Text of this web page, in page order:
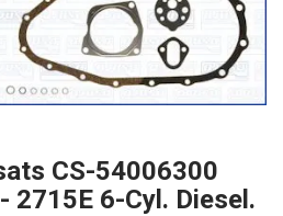
CS-54006300
2715E 6-Cyl. Diesel.